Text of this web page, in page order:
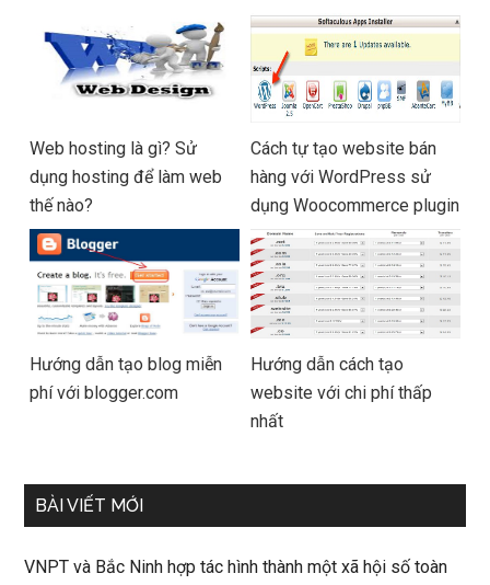
Web hosting là gì? Sử
dụng hosting để làm web
thế nào?
Cách tự tạo website bán
hàng với WordPress sử
dụng Woocommerce plugin
Hướng dẫn tạo blog miễn
phí với blogger.com
Hướng dẫn cách tạo
website với chi phí thấp
nhất
BÀI VIẾT MỚI
VNPT và Bắc Ninh hợp tác hình thành một xã hội số toàn